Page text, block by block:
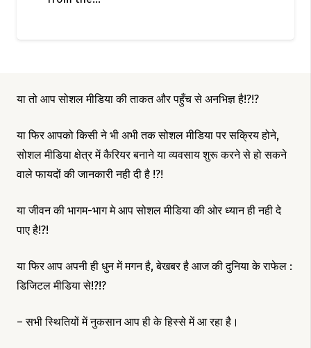
या तो आप सोशल मीडिया की ताकत और पहुँच से अनभिज्ञ है!?!?
या फिर आपको किसी ने भी अभी तक सोशल मीडिया पर सक्रिय होने,
सोशल मीडिया क्षेत्र में कैरियर बनाने या व्यवसाय शुरू करने से हो सकने
वाले फायदों की जानकारी नही दी है !?!
या जीवन की भागम-भाग मे आप सोशल मीडिया की ओर ध्यान ही नही दे
पाए है!?!
या फिर आप अपनी ही धुन में मगन है, बेखबर है आज की दुनिया के राफेल :
डिजिटल मीडिया से!?!?
– सभी स्थितियों में नुकसान आप ही के हिस्से में आ रहा है।